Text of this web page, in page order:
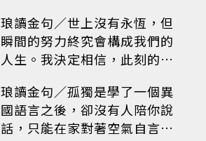
琅讀金句／世上沒有永恆，但
瞬間的努力終究會構成我們的
人生。我決定相信，此刻的閃
琅讀金句／孤獨是學了一個異
國語言之後，卻沒有人陪你說
話，只能在家對著空氣自言自